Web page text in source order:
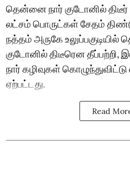
தென்னை நார் குடோனில் திடீர்
லட்சம் பொருட்கள் சேதம்
நத்தம் அருகே உலுப்பகுடியில்
குடோனில் திடீரென தீப்பற்றி,
நார் கழிவுகள் கொழுந்துவிட்டு
ஏற்பட்டது.
Read